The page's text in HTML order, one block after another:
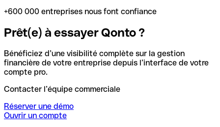
+600 000 entreprises nous font confiance
Prêt(e) à essayer Qonto ?
Bénéficiez d’une visibilité complète sur la gestion
financière de votre entreprise depuis l’interface de votre
compte pro.
Contacter l’équipe commerciale
Réserver une démo
Ouvrir un compte